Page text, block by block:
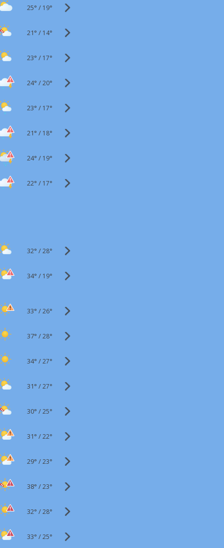
25° / 19°
21° / 14°
23° / 17°
24° /20°
23° / 17°
21° / 18°
24° / 19°
22° / 17°
32° /28°
34° / 19°
33° /26°
37° /28°
34° /27°
31° /27°
30° /25°
31° /22°
29° /23°
38° /23°
32° /28°
33° /25°